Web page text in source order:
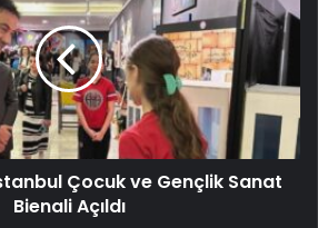
Çocuk ve Gençlik Sanat
Bienali Açıldı